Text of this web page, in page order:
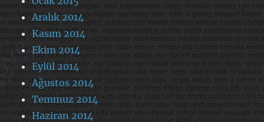
Aralık 2014
Kasım 2014
Ekim 2014
Eylül 2014
Ağustos 2014
Temmuz 2014
Haziran 2014